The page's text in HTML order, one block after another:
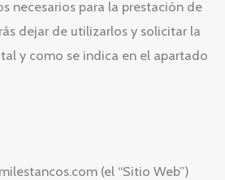
necesarios para la prestación de
dejar de utilizarlos y solicitar la
y como se indica en el apartado
(el “Sitio Web”)